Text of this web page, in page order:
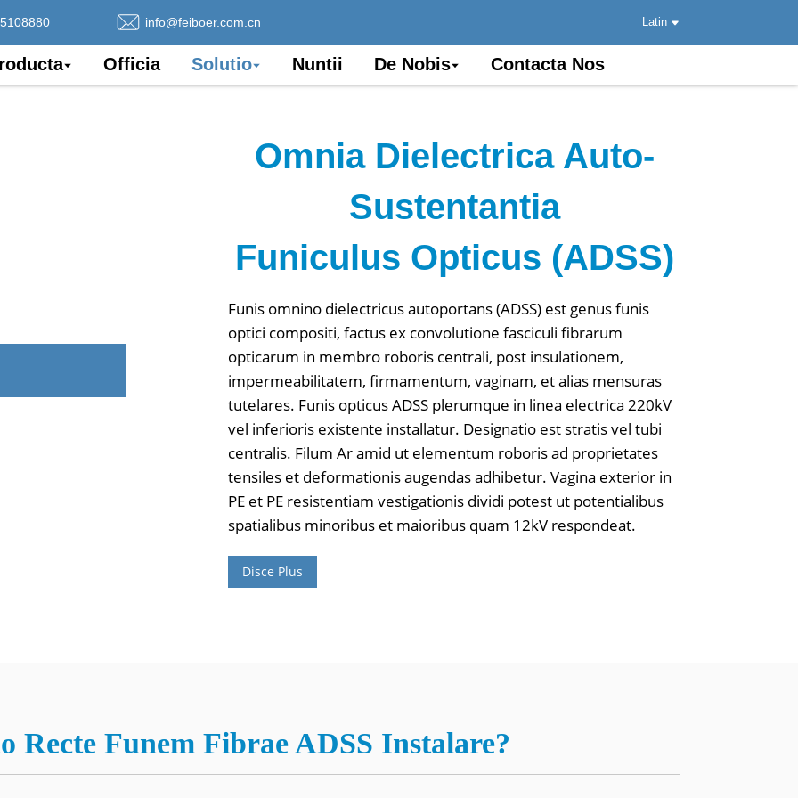
info@feiboer.com.cn Latin
Officia Solutio Nuntii De Nobis Contacta Nos
Omnia Dielectrica Auto-
Sustentantia
Funiculus Opticus (ADSS)
Funis omnino dielectricus autoportans (ADSS) est genus funis
optici compositi, factus ex convolutione fasciculi fibrarum
opticarum in membro roboris centrali, post insulationem,
impermeabilitatem, firmamentum, vaginam, et alias mensuras
tutelares. Funis opticus ADSS plerumque in linea electrica 220kV
vel inferioris existente installatur. Designatio est stratis vel tubi
centralis. Filum Ar amid ut elementum roboris ad proprietates
tensiles et deformationis augendas adhibetur. Vagina exterior in
PE et PE resistentiam vestigationis dividi potest ut potentialibus
spatialibus minoribus et maioribus quam 12kV respondeat.
Disce Plus
Recte Funem Fibrae ADSS Instalare?